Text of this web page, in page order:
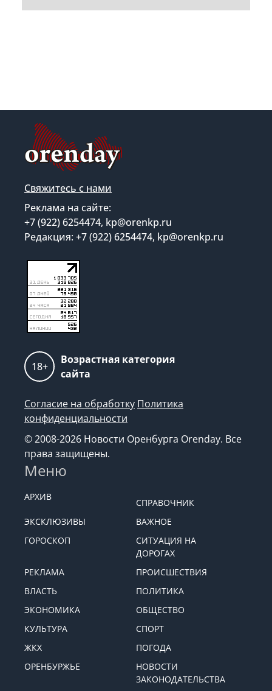
Свяжитесь с нами
Реклама на сайте:
+7 (922) 6254474, kp@orenkp.ru
Редакция: +7 (922) 6254474, kp@orenkp.ru
18+
Возрастная категория
сайта
Согласие на обработку Политика
конфиденциальности
© 2008-2026 Новости Оренбурга Orenday. Все
права защищены.
Меню
АРХИВ
СПРАВОЧНИК
ЭКСКЛЮЗИВЫ
ВАЖНОЕ
ГОРОСКОП
СИТУАЦИЯ НА
ДОРОГАХ
РЕКЛАМА
ПРОИСШЕСТВИЯ
ВЛАСТЬ
ПОЛИТИКА
ЭКОНОМИКА
ОБЩЕСТВО
КУЛЬТУРА
СПОРТ
ЖКХ
ПОГОДА
ОРЕНБУРЖЬЕ
НОВОСТИ
ЗАКОНОДАТЕЛЬСТВА